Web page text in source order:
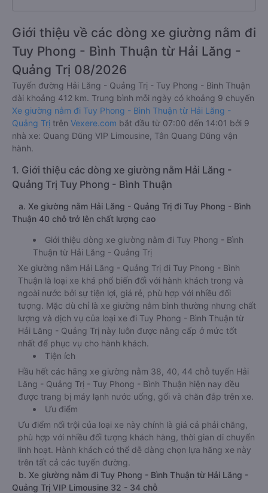
Giới thiệu về các dòng xe giường nằm đi
Tuy Phong - Bình Thuận từ Hải Lăng -
Quảng Trị 08/2026
Tuyến đường Hải Lăng - Quảng Trị - Tuy Phong - Bình Thuận
dài khoảng 412 km. Trung bình mỗi ngày có khoảng 9 chuyến
Xe giường nằm đi Tuy Phong - Bình Thuận từ Hải Lăng -
Quảng Trị trên Vexere.com bắt đầu từ 07:00 đến 14:01 bởi 9
nhà xe: Quang Dũng VIP Limousine, Tân Quang Dũng vận
hành.
1. Giới thiệu các dòng xe giường nằm Hải Lăng -
Quảng Trị Tuy Phong - Bình Thuận
a. Xe giường nằm Hải Lăng - Quảng Trị đi Tuy Phong - Bình
Thuận 40 chỗ trở lên chất lượng cao
Giới thiệu dòng xe giường nằm đi Tuy Phong - Bình
Thuận từ Hải Lăng - Quảng Trị
Xe giường nằm Hải Lăng - Quảng Trị đi Tuy Phong - Bình
Thuận là loại xe khá phổ biến đối với hành khách trong và
ngoài nước bởi sự tiện lợi, giá rẻ, phù hợp với nhiều đối
tượng. Mặc dù chỉ là xe giường nằm bình thường nhưng chất
lượng và dịch vụ của loại xe đi Tuy Phong - Bình Thuận từ
Hải Lăng - Quảng Trị này luôn được nâng cấp ở mức tốt
nhất để phục vụ cho hành khách.
Tiện ích
Hầu hết các hãng xe giường nằm 38, 40, 44 chỗ tuyến Hải
Lăng - Quảng Trị - Tuy Phong - Bình Thuận hiện nay đều
được trang bị máy lạnh nước uống, gối và chăn đắp trên xe.
Ưu điểm
Ưu điểm nổi trội của loại xe này chính là giá cả phải chăng,
phù hợp với nhiều đối tượng khách hàng, thời gian di chuyển
linh hoạt. Hành khách có thể dễ dàng chọn lựa hãng xe này
trên tất cả các tuyến đường.
b. Xe giường nằm đi Tuy Phong - Bình Thuận từ Hải Lăng -
Quảng Trị VIP Limousine 32 - 34 chỗ